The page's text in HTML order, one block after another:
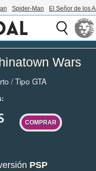
Spider-Man El Señor de los
Wars
/Tipo GTA
COMPRAR
PSP